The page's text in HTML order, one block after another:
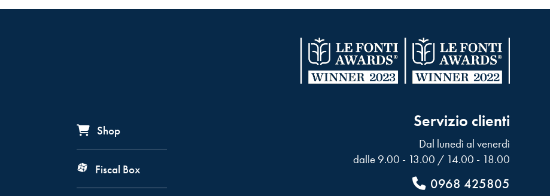
Shop
Fiscal Box
Servizio clienti
Dal lunedì al venerdì
dalle 9.00 - 13.00 / 14.00 - 18.00
0968 425805